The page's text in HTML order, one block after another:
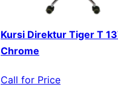
Kursi Direktur Tiger T
Chrome
Call for Price